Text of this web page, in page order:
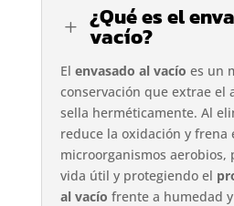
L ¿Qué es el
vacío?
El envasado al vacío es un
conservación que extrae el
sella herméticamente. Al
reduce la oxidación y frena
microorganismos aerobios,
vida útil y protegiendo el
al vacío frente a humedad